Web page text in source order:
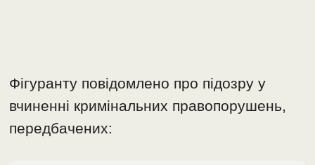
Фігуранту повідомлено про підозру у
вчиненні кримінальних правопорушень,
передбачених: